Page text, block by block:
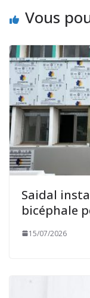
Vous
Saidal
bicéphale
15/07/2026